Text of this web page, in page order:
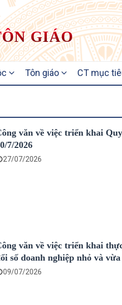
GIÁO
Tôn giáo CT mục
văn về việc triển khai
7/2026
27/07/2026
văn về việc triển khai
số doanh nghiệp nhỏ và
09/07/2026